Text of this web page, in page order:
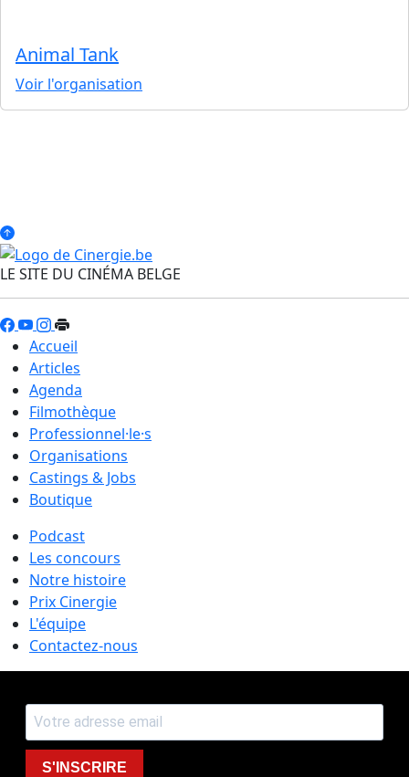
Animal Tank
Voir l'organisation
LE SITE DU CINÉMA BELGE
Accueil
Articles
Agenda
Filmothèque
Professionnel·le·s
Organisations
Castings & Jobs
Boutique
Podcast
Les concours
Notre histoire
Prix Cinergie
L'équipe
Contactez-nous
S'INSCRIRE